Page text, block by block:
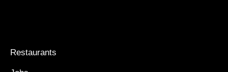
Restaurants